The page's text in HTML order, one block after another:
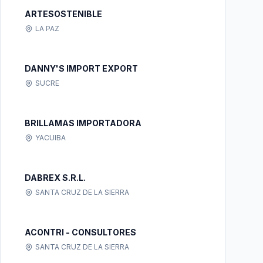
ARTESOSTENIBLE
LA PAZ
DANNY'S IMPORT EXPORT
SUCRE
BRILLAMAS IMPORTADORA
YACUIBA
DABREX S.R.L.
SANTA CRUZ DE LA SIERRA
ACONTRI - CONSULTORES
SANTA CRUZ DE LA SIERRA